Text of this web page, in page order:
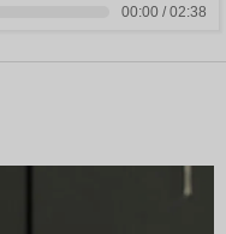
00:00 / 02:38